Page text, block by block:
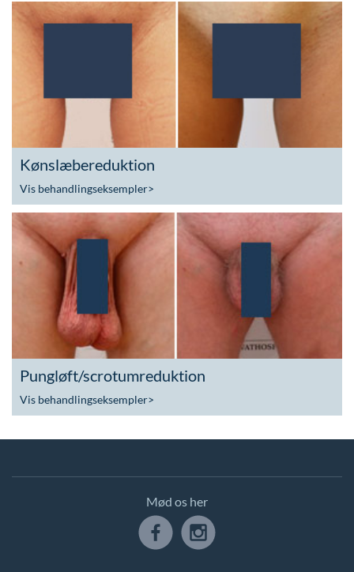
Kønslæbereduktion
Vis behandlingseksempler>
Pungløft/scrotumreduktion
Vis behandlingseksempler>
Mød os her